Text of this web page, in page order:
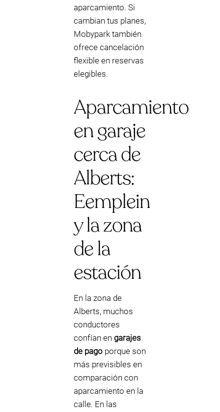
aparcamiento. Si
cambian tus planes,
Mobypark también
ofrece cancelación
flexible en reservas
elegibles.
Aparcamiento
en garaje
cerca de
Alberts:
Eemplein
y la zona
de la
estación
En la zona de
Alberts, muchos
conductores
confían en garajes
de pago porque son
más previsibles en
comparación con
aparcamiento en la
calle. En las